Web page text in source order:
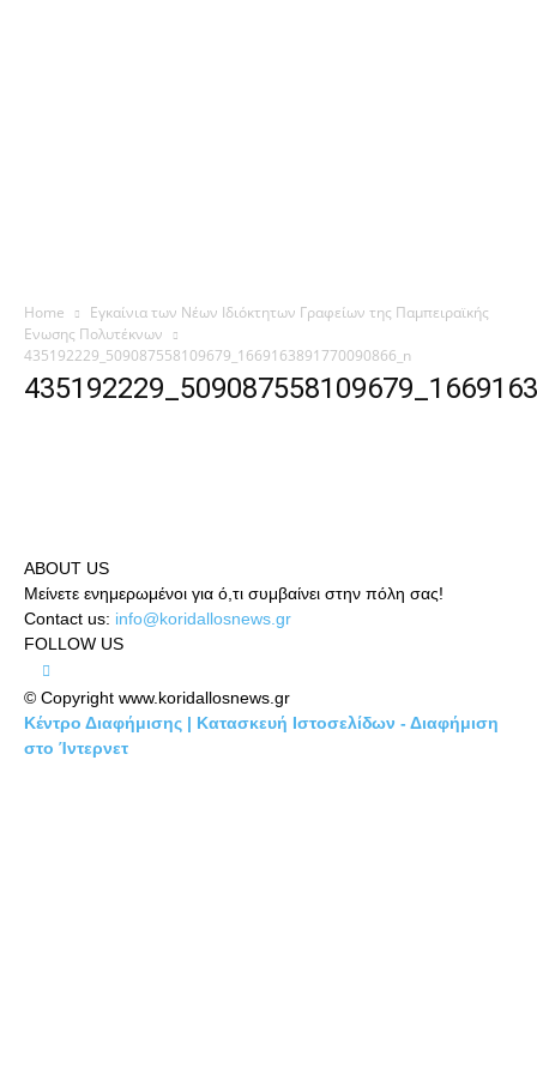
Home
Εγκαίνια των Νέων Ιδιόκτητων Γραφείων της Παμπειραϊκής
Ενωσης Πολυτέκνων
435192229_509087558109679_1669163891770090866_n
ABOUT US
Μείνετε ενημερωμένοι για ό,τι συμβαίνει στην πόλη σας!
Contact us: info@koridallosnews.gr
FOLLOW US
© Copyright www.koridallosnews.gr
Κέντρο Διαφήμισης | Κατασκευή Ιστοσελίδων - Διαφήμιση
στο Ίντερνετ